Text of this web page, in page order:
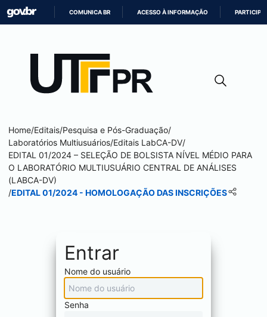
CONTEÚDO
COMUNICA BR ACESSO À INFORMAÇÃO PARTICIPE
Home/Editais/Pesquisa e Pós-Graduação/
Laboratórios Multiusuários/Editais LabCA-DV/
EDITAL 01/2024 – SELEÇÃO DE BOLSISTA NÍVEL MÉDIO PARA
O LABORATÓRIO MULTIUSUÁRIO CENTRAL DE ANÁLISES
(LABCA-DV)
/EDITAL 01/2024 - HOMOLOGAÇÃO DAS INSCRIÇÕES
Entrar
Nome do usuário
Senha